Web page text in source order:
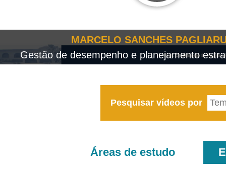
MARCELO SANCHES
Gestão de desempenho e planejamento
Pesquisar vídeos por
Áreas de estudo